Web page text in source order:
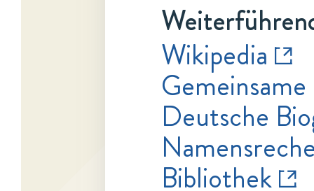
Wikipedia
Deutsche
Bibliothek